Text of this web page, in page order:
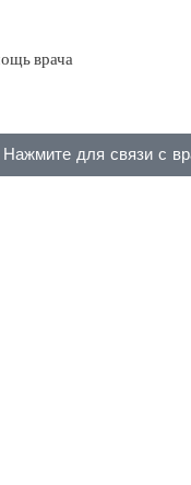
врача
Нажмите для связи с